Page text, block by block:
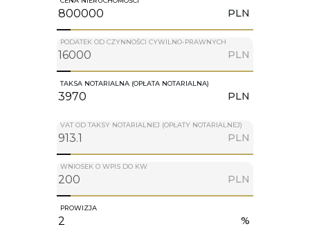
PLN
PODATEK OD CZYNNOŚCI CYWILNO-PRAWNYCH
PLN
TAKSA NOTARIALNA (OPŁATA NOTARIALNA)
PLN
VAT OD TAKSY NOTARIALNEJ (OPŁATY NOTARIALNEJ)
PLN
WNIOSEK O WPIS DO KW
PLN
PROWIZJA
%